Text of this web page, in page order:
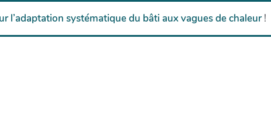
l’adaptation systématique du bâti aux vagues de chaleur!